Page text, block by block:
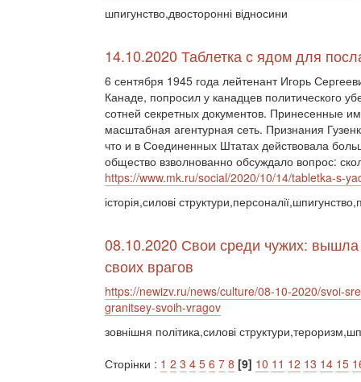
шпигунство,двосторонні відносини
14.10.2020 Таблетка с ядом для
6 сентября 1945 года лейтенант Игорь
Канаде, попросил у канадцев политического
сотней секретных документов. Принесенные
масштабная агентурная сеть. Признания
что и в Соединенных Штатах действовала
общество взволнованно обсуждало вопрос:
https://www.mk.ru/social/2020/10/14/tabletka-s-
історія,силові
08.10.2020 Свои среди чужих: вышла
своих врагов
https://newizv.ru/news/culture/08-10-2020/svoi-
granitsey-svoih-vragov
зовнішня політика,силові
Сторінки : 1 2 3 4 5 6 7 8 [9] 10 11 12 13 14 15